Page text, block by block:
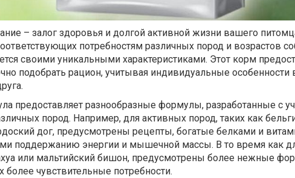
– залог здоровья и долгой активной жизни вашего
потребностям различных пород и возрастов
своими уникальными характеристиками. Этот корм
подобрать рацион, учитывая индивидуальные особенности
предоставляет разнообразные формулы, разработанные с
пород. Например, для активных пород, таких как
дог, предусмотрены рецепты, богатые белками и
поддержанию энергии и мышечной массы. В то время как
или мальтийский бишон, предусмотрены более нежные
чувствительные потребности.